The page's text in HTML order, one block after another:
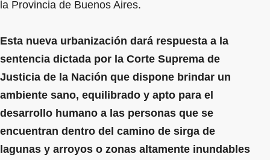
la Provincia de Buenos Aires.
Esta nueva urbanización dará respuesta a la
sentencia dictada por la Corte Suprema de
Justicia de la Nación que dispone brindar un
ambiente sano, equilibrado y apto para el
desarrollo humano a las personas que se
encuentran dentro del camino de sirga de
lagunas y arroyos o zonas altamente inundables